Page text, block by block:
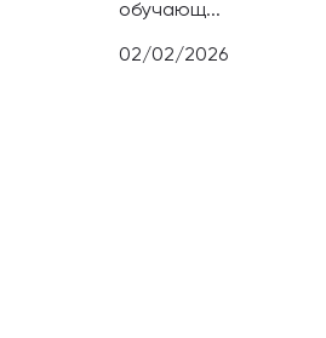
обучающ...
02/02/2026